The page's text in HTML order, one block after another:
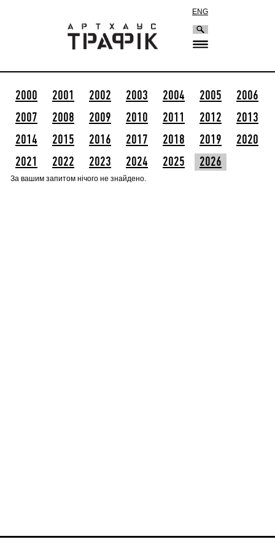
ENG
2000 2001 2002 2003 2004 2005
2006
2007
2008 2009 2010 2011 2012
2013
2014
2015 2016 2017 2018 2019
2020
2021
2022 2023 2024 2025 2026
За вашим запитом нічого не знайдено.